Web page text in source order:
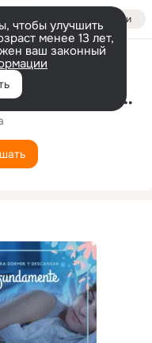
Войти
чтобы улучшить
менее 13 лет,
ваш законный
Dormir y Descansar Profundamente